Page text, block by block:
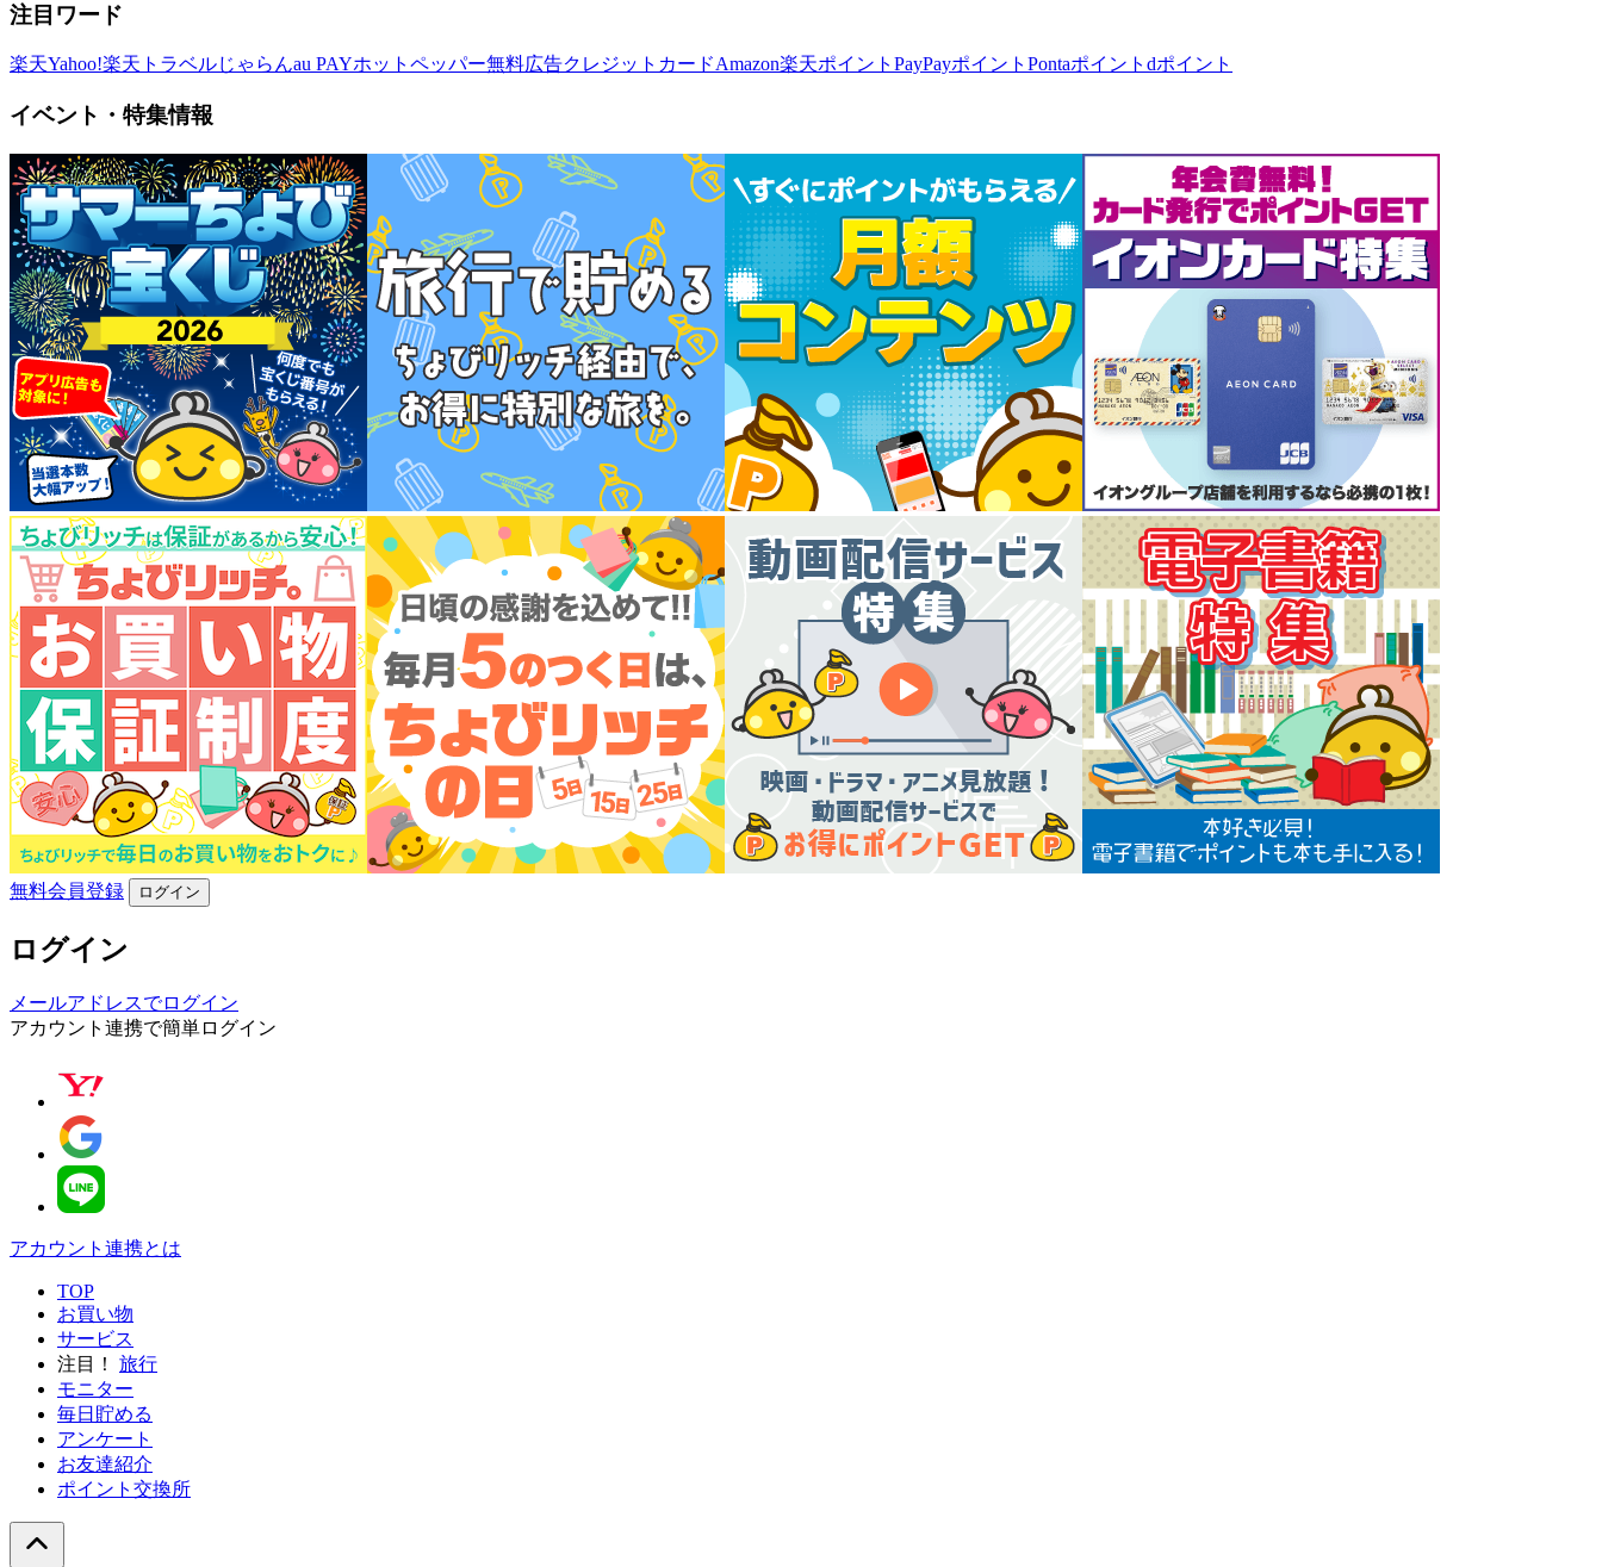
注目ワード
楽天Yahoo!楽天トラベルじゃらんau PAYホットペッパー無料広告クレジットカードAmazon楽天ポイント PayPayポイント Pontaポイント dポイント
イベント・特集情報
無料会員登録 ログイン
ログイン
メールアドレスでログイン
アカウント連携で簡単ログイン
アカウント連携とは
TOP
お買い物
サービス
注目！
旅行
モニター
毎日貯める
アンケート
お友達紹介
ポイント交換所